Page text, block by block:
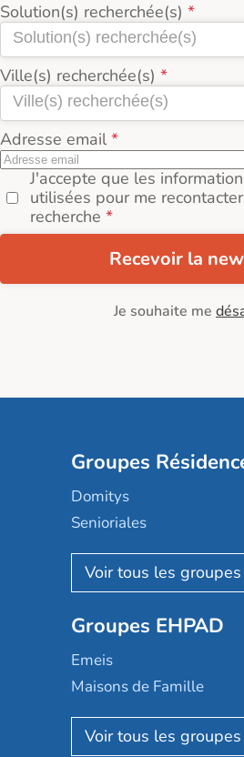
Solution(s) recherchée(s)
Ville(s) recherchée(s)
Adresse email
J'accepte que les
utilisées pour me
recherche
Recevoir la
Je souhaite me
Groupes
Domitys
Senioriales
Nohée
Les Résidentiels
Mobicap
Domusvi
Happy Senior
Aquarelia
Groupes EHPAD
Emeis
Maisons de Famille
Korian
Emera